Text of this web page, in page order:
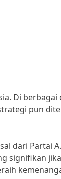
Di berbagai
pun
dari Partai
signifikan